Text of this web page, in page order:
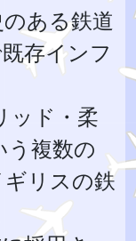
ある鉄道
存インフ
ッド・柔
う複数の
リスの鉄